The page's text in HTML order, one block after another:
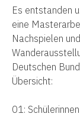
Es entstanden
eine
Nachspielen
Deutschen
Übersicht:
01: